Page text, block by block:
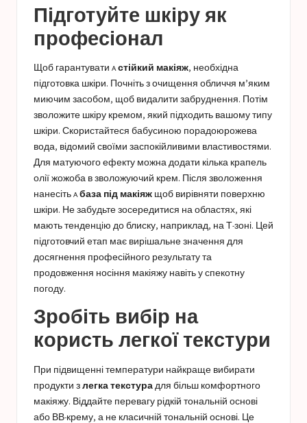
Підготуйте шкіру як
професіонал
Щоб гарантувати aстійкий макіяж, необхідна
підготовка шкіри. Почніть з очищення обличчя м’яким
миючим засобом, щоб видалити забруднення. Потім
зволожите шкіру кремом, який підходить вашому типу
шкіри. Скористайтеся бабусиною порадоюрожева
вода, відомий своїми заспокійливими властивостями.
Для матуючого ефекту можна додати кілька крапель
олії жожоба в зволожуючий крем. Після зволоження
нанесіть aбаза під макіяж щоб вирівняти поверхню
шкіри. Не забудьте зосередитися на областях, які
мають тенденцію до блиску, наприклад, на Т-зоні. Цей
підготовчий етап має вирішальне значення для
досягнення професійного результату та
продовження носіння макіяжу навіть у спекотну
погоду.
Зробіть вибір на
користь легкої текстури
При підвищенні температури найкраще вибирати
продукти злегка текстура для більш комфортного
макіяжу. Віддайте перевагу рідкій тональній основі
або ВВ-крему, а не класичній тональній основі. Це